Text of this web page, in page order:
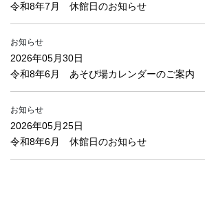
令和8年7月 休館日のお知らせ
お知らせ
2026年05月30日
令和8年6月 あそび場カレンダーのご案内
お知らせ
2026年05月25日
令和8年6月 休館日のお知らせ